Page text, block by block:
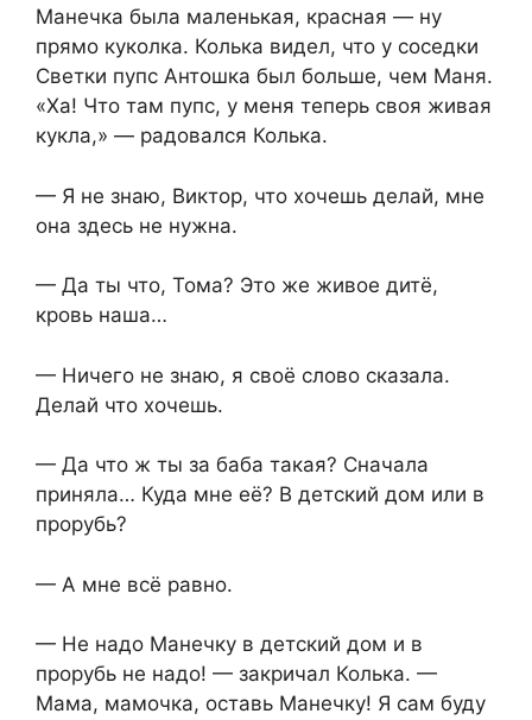
Манечка была маленькая, красная — ну
прямо куколка. Колька видел, что у соседки
Светки пупс Антошка был больше, чем Маня.
«Ха! Что там пупс, у меня теперь своя живая
кукла,» — радовался Колька.
— Я не знаю, Виктор, что хочешь делай, мне
она здесь не нужна.
— Да ты что, Тома? Это же живое дитё,
кровь наша…
— Ничего не знаю, я своё слово сказала.
Делай что хочешь.
— Да что ж ты за баба такая? Сначала
приняла… Куда мне её? В детский дом или в
прорубь?
— А мне всё равно.
— Не надо Манечку в детский дом и в
прорубь не надо! — закричал Колька. —
Мама, мамочка, оставь Манечку! Я сам буду